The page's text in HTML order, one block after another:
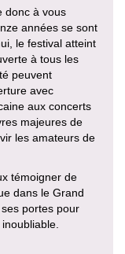
donc à vous
années se sont
le festival atteint
à tous les
peuvent
avec
aux concerts
majeures de
les amateurs de
témoigner de
dans le Grand
portes pour